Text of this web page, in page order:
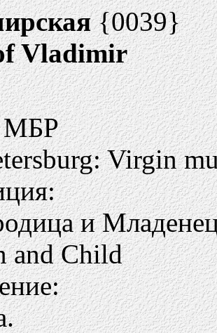
{0039}
Vladimir
Virgin
и
and Child